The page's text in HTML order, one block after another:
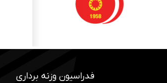
فدراسیون وزنه برداری